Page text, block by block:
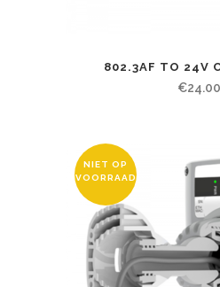
802.3AF TO 24V
€24.00
NIET OP
VOORRAAD